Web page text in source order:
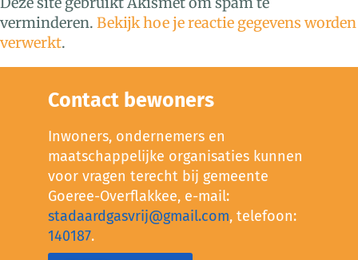
verminderen. Bekijk hoe je reactie gegevens worden
verwerkt.
Contact bewoners
Inwoners, ondernemers en
maatschappelijke organisaties kunnen
voor vragen terecht bij gemeente
Goeree-Overflakkee, e-mail:
stadaardgasvrij@gmail.com, telefoon:
140187.